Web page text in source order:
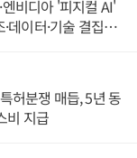
비디아 '피지컬 AI'
데이터·기술 결집
허분쟁 매듭, 5년 동
비 지급